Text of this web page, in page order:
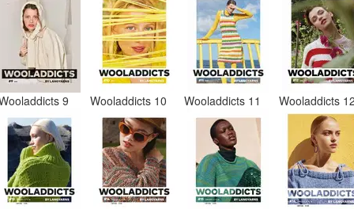
9 Wooladdicts 10 Wooladdicts 11 Wooladdicts